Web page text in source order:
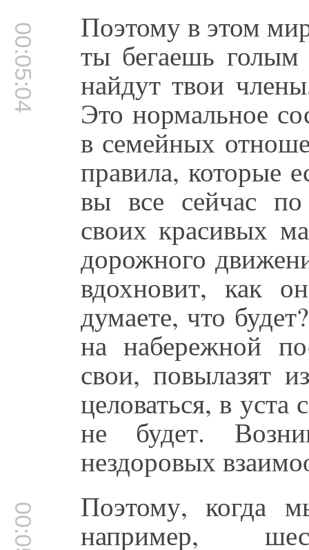
00:05:04 Поэтому в этом
ты бегаешь
найдут твои
Это нормальное
в семейных
правила, которые
вы все сейчас по
своих красивых
дорожного
вдохновит, как
думаете, что
на набережной
свои, повылазят
целоваться, в
не будет.
нездоровых
Поэтому, когда
например,